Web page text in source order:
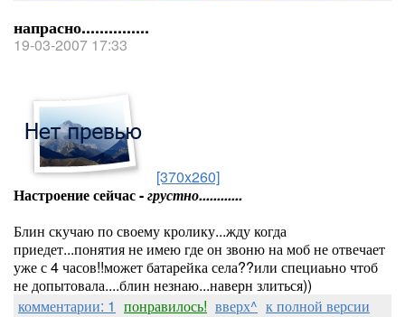
напрасно...............
19-03-2007 17:33
[370x260]
Настроение сейчас -грустно............
Блин скучаю по своему кролику...жду когда
приедет...понятия не имею где он звоню на моб не отвечает
уже с 4 часов!!может батарейка села??или специаьно чтоб
не допытовала....блин незнаю...наверн злиться))
комментарии: 1 понравилось! вверх^ к полной версии